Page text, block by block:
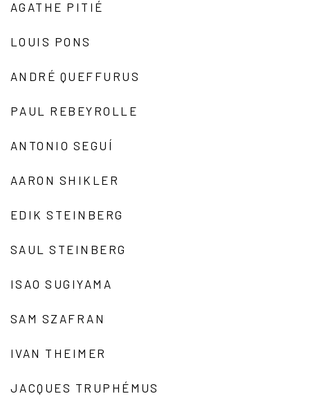
AGATHE PITIÉ
LOUIS PONS
ANDRÉ QUEFFURUS
PAUL REBEYROLLE
ANTONIO SEGUÍ
AARON SHIKLER
EDIK STEINBERG
SAUL STEINBERG
ISAO SUGIYAMA
SAM SZAFRAN
IVAN THEIMER
JACQUES TRUPHÉMUS